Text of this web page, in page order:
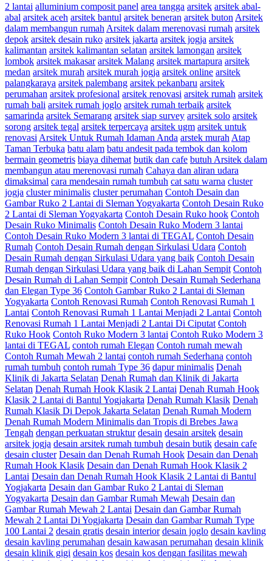
2 lantai alluminium composit panel area tangga arsitek arsitek abal-
abal arsitek aceh arsitek bantul arsitek beneran arsitek buton Arsitek
dalam membangun rumah Arsitek dalam merenovasi rumah arsitek
depok arsitek desain ruko arsitek jakarta arsitek jogja arsitek
kalimantan arsitek kalimantan selatan arsitek lamongan arsitek
lombok arsitek makasar arsitek Malang arsitek martapura arsitek
medan arsitek murah arsitek murah jogja arsitek online arsitek
palangkaraya arsitek palembang arsitek pekanbaru arsitek
perumahan arsitek profesional arsitek renovasi arsitek rumah arsitek
rumah bali arsitek rumah joglo arsitek rumah terbaik arsitek
samarinda arsitek Semarang arsitek siap survey arsitek solo arsitek
sorong arsitek tegal arsitek terpercaya arsitek ugm arsitek untuk
renovasi Arsitek Untuk Rumah Idaman Anda arstek murah Atap
Taman Terbuka batu alam batu andesit pada tembok dan kolom
bermain geometris biaya dihemat butik dan cafe butuh Arsitek dalam
membangun atau merenovasi rumah Cahaya dan aliran udara
dimaksimal cara mendesain rumah tumbuh cat satu warna cluster
jogja cluster minimalis cluster perumahan Contoh Desain dan
Gambar Ruko 2 Lantai di Sleman Yogyakarta Contoh Desain Ruko
2 Lantai di Sleman Yogyakarta Contoh Desain Ruko hook Contoh
Desain Ruko Minimalis Contoh Desain Ruko Modern 3 lantai
Contoh Desain Ruko Modern 3 lantai di TEGAL Contoh Desain
Rumah Contoh Desain Rumah dengan Sirkulasi Udara Contoh
Desain Rumah dengan Sirkulasi Udara yang baik Contoh Desain
Rumah dengan Sirkulasi Udara yang baik di Lahan Sempit Contoh
Desain Rumah di Lahan Sempit Contoh Desain Rumah Sederhana
dan Elegan Type 36 Contoh Gambar Ruko 2 Lantai di Sleman
Yogyakarta Contoh Renovasi Rumah Contoh Renovasi Rumah 1
Lantai Contoh Renovasi Rumah 1 Lantai Menjadi 2 Lantai Contoh
Renovasi Rumah 1 Lantai Menjadi 2 Lantai Di Ciputat Contoh
Ruko Hook Contoh Ruko Modern 3 lantai Contoh Ruko Modern 3
lantai di TEGAL contoh rumah Elegan Contoh rumah mewah
Contoh Rumah Mewah 2 lantai contoh rumah Sederhana contoh
rumah tumbuh contoh rumah Type 36 dapur minimalis Denah
Klinik di Jakarta Selatan Denah Rumah dan Klinik di Jakarta
Selatan Denah Rumah Hook Klasik 2 Lantai Denah Rumah Hook
Klasik 2 Lantai di Bantul Yogjakarta Denah Rumah Klasik Denah
Rumah Klasik Di Depok Jakarta Selatan Denah Rumah Modern
Denah Rumah Modern Minimalis dan Tropis di Brebes Jawa
Tengah dengan perkuatan struktur desain desain arsitek desain
arsitek jogja desain arsitek rumah tumbuh desain butik desain cafe
desain cluster Desain dan Denah Rumah Hook Desain dan Denah
Rumah Hook Klasik Desain dan Denah Rumah Hook Klasik 2
Lantai Desain dan Denah Rumah Hook Klasik 2 Lantai di Bantul
Yogjakarta Desain dan Gambar Ruko 2 Lantai di Sleman
Yogyakarta Desain dan Gambar Rumah Mewah Desain dan
Gambar Rumah Mewah 2 Lantai Desain dan Gambar Rumah
Mewah 2 Lantai Di Yogjakarta Desain dan Gambar Rumah Type
100 Lantai 2 desain gratis desain interior desain joglo desain kavling
desain kavling perumahan desain kawasan perumahan desain klinik
desain klinik gigi desain kos desain kos dengan fasilitas mewah